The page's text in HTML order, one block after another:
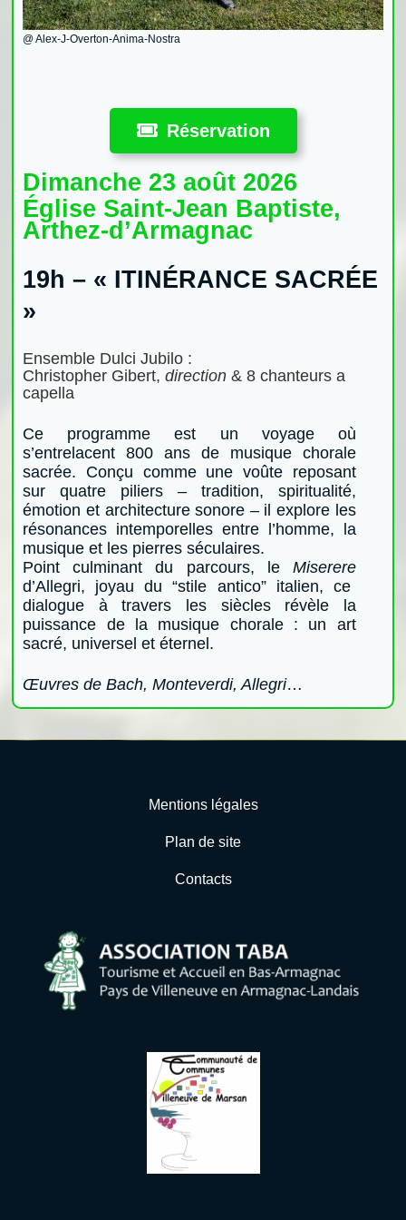
@ Alex-J-Overton-Anima-Nostra
Réservation
Dimanche 23 août 2026
Église Saint-Jean Baptiste,
Arthez-d’Armagnac
19h – « ITINÉRANCE SACRÉE
»
Ensemble Dulci Jubilo :
Christopher Gibert,direction & 8 chanteurs a
capella
Ce programme est un voyage où
s’entrelacent 800 ans de musique chorale
sacrée. Conçu comme une voûte reposant
sur quatre piliers – tradition, spiritualité,
émotion et architecture sonore – il explore les
résonances intemporelles entre l’homme, la
musique et les pierres séculaires.
Point culminant du parcours, le Miserere
d’Allegri, joyau du “stile antico” italien, ce
dialogue à travers les siècles révèle la
puissance de la musique chorale : un art
sacré, universel et éternel.
Œuvres de Bach, Monteverdi, Allegri…
Mentions légales
Plan de site
Contacts